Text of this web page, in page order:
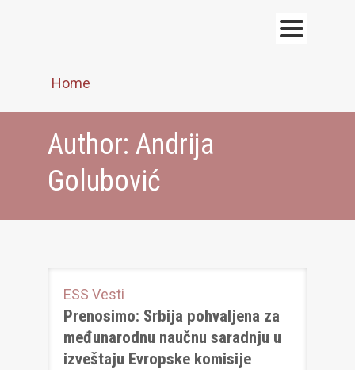
Home
Author: Andrija
Golubović
ESS Vesti
Prenosimo: Srbija pohvaljena za
međunarodnu naučnu saradnju u
izveštaju Evropske komisije